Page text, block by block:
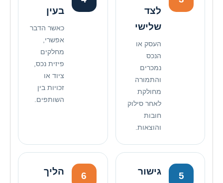
לצד
שלישי
העסק או
הנכס
נמכרים
והתמורה
מחולקת
לאחר סילוק
חובות
והוצאות.
בעין
כאשר הדבר
אפשרי,
מחלקים
פיזית נכס,
ציוד או
זכויות בין
השותפים.
5
גישור
6
הליך